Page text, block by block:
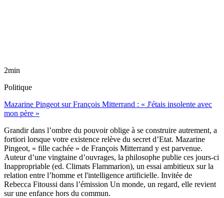
2min
Politique
Mazarine Pingeot sur François Mitterrand : « J'étais insolente avec
mon père »
Grandir dans l’ombre du pouvoir oblige à se construire autrement, a
fortiori lorsque votre existence relève du secret d’Etat. Mazarine
Pingeot, « fille cachée » de François Mitterrand y est parvenue.
Auteur d’une vingtaine d’ouvrages, la philosophe publie ces jours-ci
Inappropriable (ed. Climats Flammarion), un essai ambitieux sur la
relation entre l’homme et l'intelligence artificielle. Invitée de
Rebecca Fitoussi dans l’émission Un monde, un regard, elle revient
sur une enfance hors du commun.